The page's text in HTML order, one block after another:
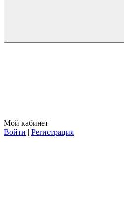
Мой кабинет
Войти | Регистрация